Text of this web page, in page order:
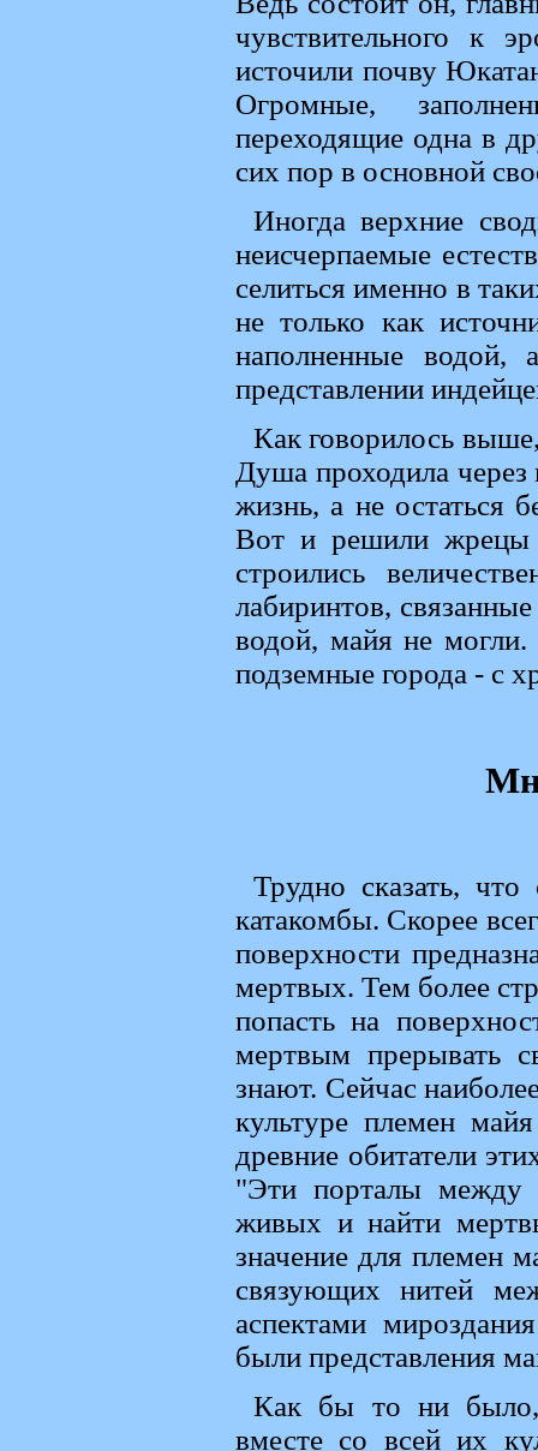
чувствительного к
источили почву
Огромные,
переходящие одна в
сих пор в основной
Иногда верхние
неисчерпаемые
селиться именно в
не только как
наполненные водой,
представлении
Как говорилось
Душа проходила
жизнь, а не остаться
Вот и решили жрецы
строились
лабиринтов,
водой, майя не
подземные города - с
Трудно сказать,
катакомбы. Скорее
поверхности
мертвых. Тем более
попасть на
мертвым прерывать
знают. Сейчас
культуре племен
древние обитатели
"Эти порталы между
живых и найти
значение для племен
связующих нитей
аспектами
были представления
Как бы то ни было,
вместе со всей их